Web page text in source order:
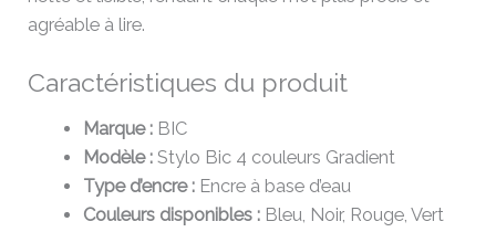
agréable à lire.
Caractéristiques du produit
Marque :BIC
Modèle :Stylo Bic 4 couleurs Gradient
Type d’encre :Encre à base d’eau
Couleurs disponibles :Bleu, Noir, Rouge, Vert